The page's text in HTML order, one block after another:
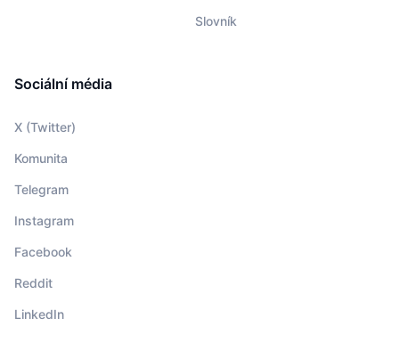
Slovník
Sociální média
X (Twitter)
Komunita
Telegram
Instagram
Facebook
Reddit
LinkedIn